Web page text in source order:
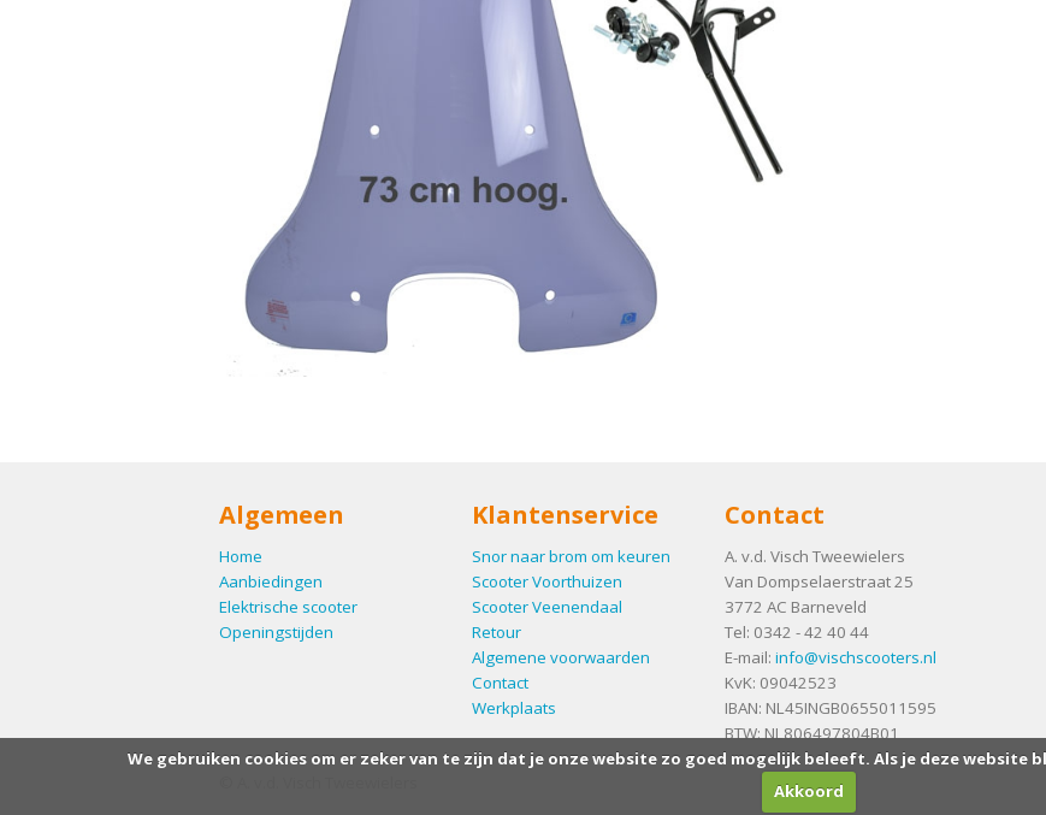
Algemeen
Home
Aanbiedingen
Elektrische scooter
Openingstijden
Klantenservice
Snor naar brom om keuren
Scooter Voorthuizen
Scooter Veenendaal
Retour
Algemene voorwaarden
Contact
Werkplaats
Contact
A. v.d. Visch Tweewielers
Van Dompselaerstraat 25
3772 AC Barneveld
Tel: 0342 - 42 40 44
E-mail: info@vischscooters.nl
KvK: 09042523
IBAN: NL45INGB0655011595
BTW: NL806497804B01
We gebruiken cookies om er zeker van te zijn dat je onze website zo goed mogelijk beleeft. Als je deze
Akkoord